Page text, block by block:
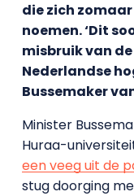
die zich zomaar
noemen. ‘Dit
misbruik van
Nederlandse
Bussemaker
Minister
Huraa-
een veeg uit de
stug doorging